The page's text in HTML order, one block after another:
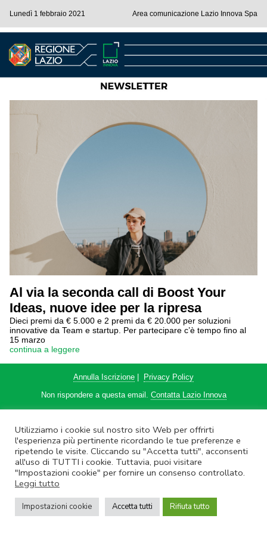
Utilizziamo i cookie sul nostro sito Web per offrirti
l'esperienza più pertinente ricordando le tue preferenze e
ripetendo le visite. Cliccando su "Accetta tutti", acconsenti
all'uso di TUTTI i cookie. Tuttavia, puoi visitare
"Impostazioni cookie" per fornire un consenso controllato.
Leggi tutto
Impostazioni cookie Accetta tutti Rifiuta tutto
Lunedì 1 febbraio 2021 Area comunicazione Lazio Innova Spa
Al via la seconda call di Boost Your
Ideas, nuove idee per la ripresa
Dieci premi da € 5.000 e 2 premi da € 20.000 per soluzioni
innovative da Team e startup. Per partecipare c’è tempo fino al
15 marzo
continua a leggere
Annulla Iscrizione
Privacy Policy
Non rispondere a questa email. Contatta Lazio Innova